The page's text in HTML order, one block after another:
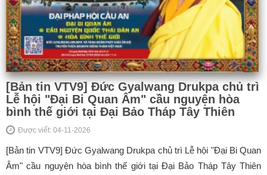
[Bản tin VTV9] Đức Gyalwang Drukpa chủ trì
Lễ hội "Đại Bi Quan Âm" cầu nguyện hòa
bình thế giới tại Đại Bảo Tháp Tây Thiên
Được viết: 04-11-2026
[Bản tin VTV9] Đức Gyalwang Drukpa chủ trì Lễ hội "Đại Bi Quan
Âm" cầu nguyện hòa bình thế giới tại Đại Bảo Tháp Tây Thiên